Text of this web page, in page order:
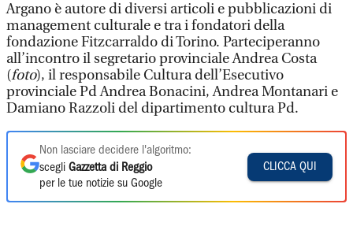
Argano è autore di diversi articoli e pubblicazioni di
management culturale e tra i fondatori della
fondazione Fitzcarraldo di Torino. Parteciperanno
all’incontro il segretario provinciale Andrea Costa
(foto), il responsabile Cultura dell’Esecutivo
provinciale Pd Andrea Bonacini, Andrea Montanari e
Damiano Razzoli del dipartimento cultura Pd.
Non lasciare decidere l'algoritmo:
scegli Gazzetta di Reggio
per le tue notizie su Google
CLICCA QUI